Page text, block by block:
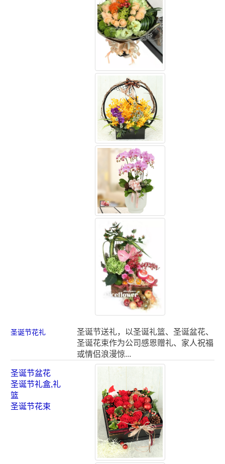
圣诞节花礼
圣诞节送礼，以圣诞礼篮、圣诞盆花、
圣诞花束作为公司感恩赠礼、家人祝福
或情侣浪漫惊...
圣诞节盆花
圣诞节礼盒,礼
篮
圣诞节花束